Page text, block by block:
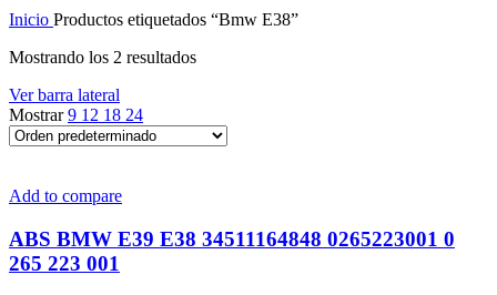
Inicio Productos etiquetados “Bmw E38”
Mostrando los 2 resultados
Ver barra lateral
Mostrar9 12 18 24
Add to compare
ABS BMW E39 E38 34511164848 0265223001 0
265 223 001